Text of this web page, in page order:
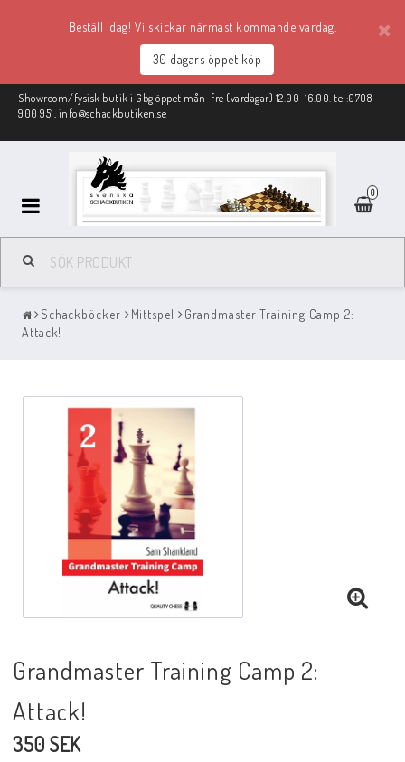
Beställ idag! Vi skickar närmast kommande vardag.
30 dagars öppet köp
Showroom/fysisk butik i Gbg öppet mån-fre (vardagar) 12.00-16.00. tel:0708
900 951, info@schackbutiken.se
0
Schackmaterial
REA
Schackböcker
Black Week 2025
Lektioner/undervisning
Schackdatorer
Schackspelsprogram
Schackböcker Mittspel
Grandmaster Training Camp 2:
Attack!
Grandmaster Training Camp 2:
Attack!
350 SEK